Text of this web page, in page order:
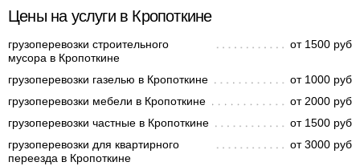
Цены на услуги в Кропоткине
грузоперевозки строительного
мусора в Кропоткине
от 1500 руб
грузоперевозки газелью в Кропоткине
от 1000 руб
грузоперевозки мебели в Кропоткине
от 2000 руб
грузоперевозки частные в Кропоткине
от 1500 руб
грузоперевозки для квартирного
переезда в Кропоткине
от 3000 руб